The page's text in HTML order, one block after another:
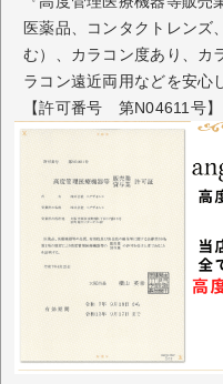
医薬品、コンタクトレンズ
む）、カラコン度あり、カ
ラコン遠近両用などを安心
【許可番号 第N04611号】